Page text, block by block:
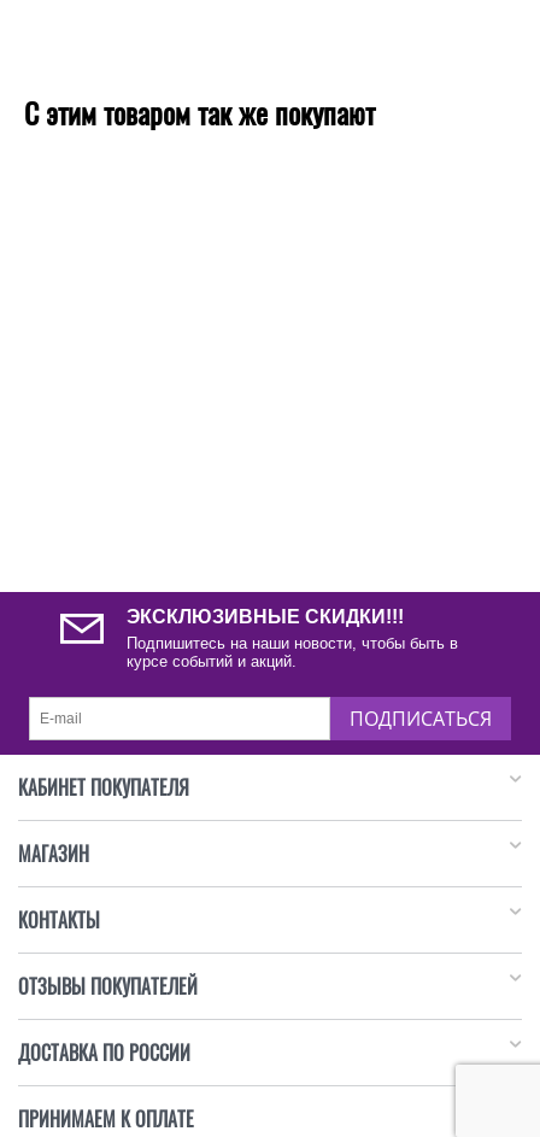
С этим товаром так же покупают
ЭКСКЛЮЗИВНЫЕ СКИДКИ!!!
Подпишитесь на наши новости, чтобы быть в
курсе событий и акций.
ПОДПИСАТЬСЯ
КАБИНЕТ ПОКУПАТЕЛЯ
МАГАЗИН
КОНТАКТЫ
ОТЗЫВЫ ПОКУПАТЕЛЕЙ
ДОСТАВКА ПО РОССИИ
ПРИНИМАЕМ К ОПЛАТЕ